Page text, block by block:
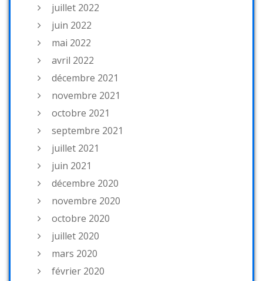
juillet 2022
juin 2022
mai 2022
avril 2022
décembre 2021
novembre 2021
octobre 2021
septembre 2021
juillet 2021
juin 2021
décembre 2020
novembre 2020
octobre 2020
juillet 2020
mars 2020
février 2020